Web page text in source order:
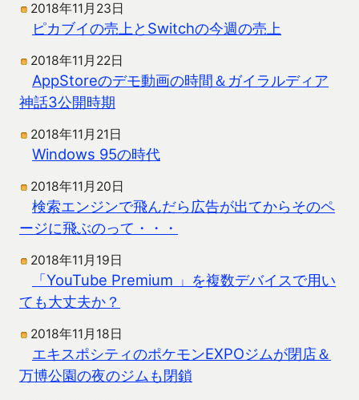
2018年11月23日
ピカブイの売上とSwitchの今週の売上
2018年11月22日
AppStoreのデモ動画の時間＆ガイラルディア
神話3公開時期
2018年11月21日
Windows 95の時代
2018年11月20日
検索エンジンで飛んだら広告が出てからそのペ
ージに飛ぶのって・・・
2018年11月19日
「YouTube Premium 」を複数デバイスで用い
ても大丈夫か？
2018年11月18日
エキスポシティのポケモンEXPOジムが閉店＆
万博公園の夜のジムも閉鎖